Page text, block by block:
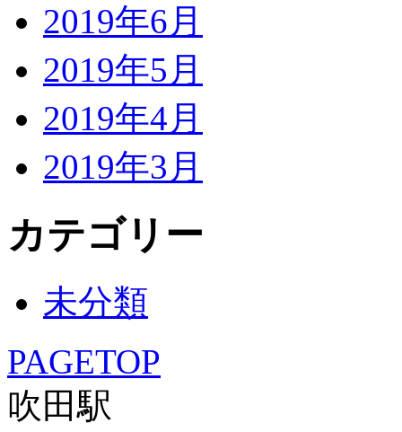
2019年6月
2019年5月
2019年4月
2019年3月
カテゴリー
未分類
PAGETOP
吹田駅